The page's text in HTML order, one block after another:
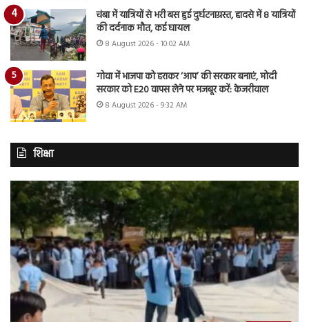
चंबा में यात्रियों से भरी बस हुई दुर्घटनाग्रस्त, हादसे में 8 यात्रियों
की दर्दनाक मौत, कई घायल
8 August 2026 - 10:02 AM
गोवा में भाजपा को हराकर ‘आप’ की सरकार बनाएं, मोदी
सरकार को E20 वापस लेने पर मजबूर करें: केजरीवाल
8 August 2026 - 9:32 AM
शिक्षा